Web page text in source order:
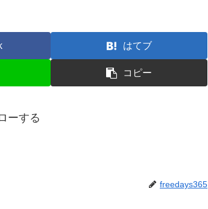
はてブ
コピー
ーする
freedays365